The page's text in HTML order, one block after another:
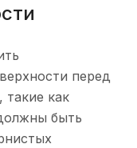
перед
как
быть